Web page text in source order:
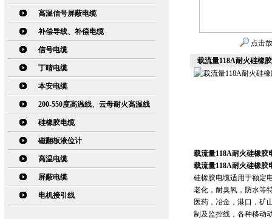
高温信号屏蔽电缆
补偿导线、补偿电缆
信号电缆
丁晴电缆
本安电缆
200-550度高温线、云母耐火高温线
硅橡胶电缆
磁翻板液位计
高温电缆
屏蔽电缆
电机接引线
点击
载流量118A耐火硅橡
载流量118A耐火硅橡胶
载流量118A耐火硅橡胶
硅橡胶电缆适用于额定
老化，耐臭氧，防水等
医药，冶金，港口，矿
制及监控线，各种移动